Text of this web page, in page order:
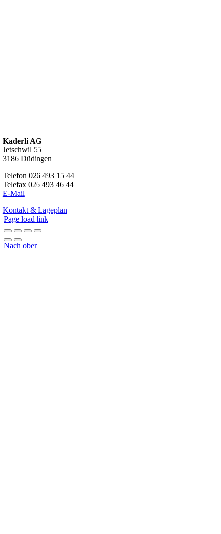
Kaderli AG
Jetschwil 55
3186 Düdingen
Telefon 026 493 15 44
Telefax 026 493 46 44
E-Mail
Kontakt & Lageplan
Page load link
Nach oben